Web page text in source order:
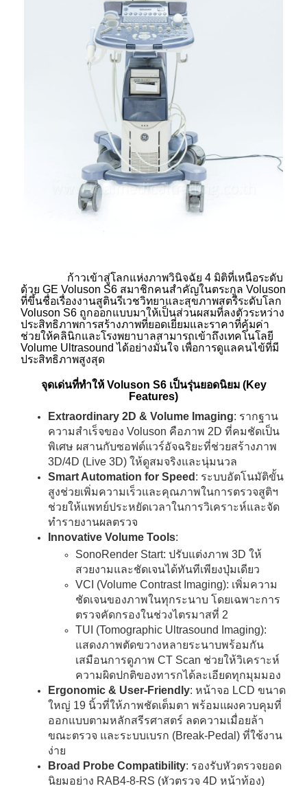
ก้าวเข้าสู่โลกแห่งภาพวินิจฉัย 4 มิติที่เหนือระดับ
ด้วย GE Voluson S6 สมาชิกคนสำคัญในตระกูล Voluson
ที่ขึ้นชื่อเรื่องงานสูตินรีเวชวิทยาและสุขภาพสตรีระดับโลก
Voluson S6 ถูกออกแบบมาให้เป็นส่วนผสมที่ลงตัวระหว่าง
ประสิทธิภาพการสร้างภาพที่ยอดเยี่ยมและราคาที่คุ้มค่า
ช่วยให้คลินิกและโรงพยาบาลสามารถเข้าถึงเทคโนโลยี
Volume Ultrasound ได้อย่างมั่นใจ เพื่อการดูแลคนไข้ที่มี
ประสิทธิภาพสูงสุด
จุดเด่นที่ทำให้ Voluson S6 เป็นรุ่นยอดนิยม (Key
Features)
Extraordinary 2D & Volume Imaging: รากฐาน
ความสำเร็จของ Voluson คือภาพ 2D ที่คมชัดเป็น
พิเศษ ผสานกับซอฟต์แวร์อัจฉริยะที่ช่วยสร้างภาพ
3D/4D (Live 3D) ให้ดูสมจริงและนุ่มนวล
Smart Automation for Speed : ระบบอัตโนมัติขั้น
สูงช่วยเพิ่มความเร็วและคุณภาพในการตรวจสูติฯ
ช่วยให้แพทย์ประหยัดเวลาในการวิเคราะห์และจัด
ทำรายงานผลตรวจ
Innovative Volume Tools:
SonoRender Start: ปรับแต่งภาพ 3D ให้
สวยงามและชัดเจนได้ทันทีเพียงปุ่มเดียว
VCI (Volume Contrast Imaging): เพิ่มความ
ชัดเจนของภาพในทุกระนาบ โดยเฉพาะการ
ตรวจคัดกรองในช่วงไตรมาสที่ 2
TUI (Tomographic Ultrasound Imaging):
แสดงภาพตัดขวางหลายระนาบพร้อมกัน
เสมือนการดูภาพ CT Scan ช่วยให้วิเคราะห์
ความผิดปกติของทารกได้ละเอียดทุกมุมมอง
Ergonomic & User-Friendly: หน้าจอ LCD ขนาด
ใหญ่ 19 นิ้วที่ให้ภาพชัดเต็มตา พร้อมแผงควบคุมที่
ออกแบบตามหลักสรีรศาสตร์ ลดความเมื่อยล้า
ขณะตรวจ และระบบเบรก (Break-Pedal) ที่ใช้งาน
ง่าย
Broad Probe Compatibility: รองรับหัวตรวจยอด
นิยมอย่าง RAB4-8-RS (หัวตรวจ 4D หน้าท้อง)